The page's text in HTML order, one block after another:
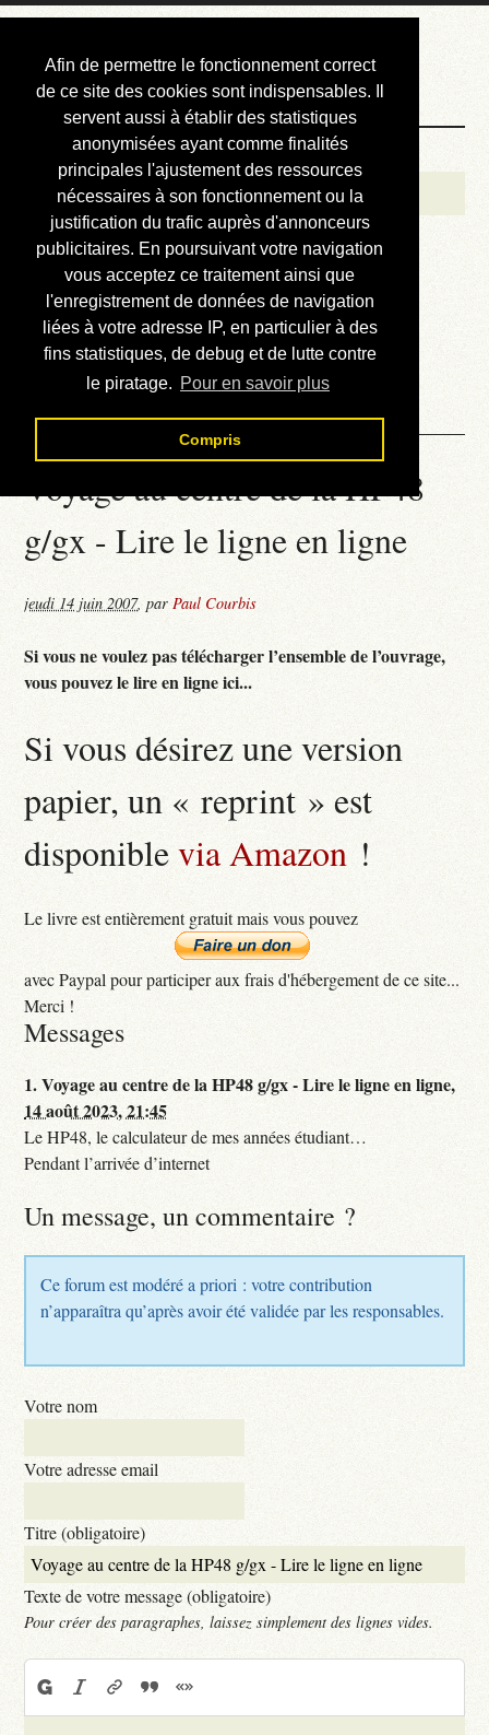
Afin de permettre le fonctionnement correct
de ce site des cookies sont indispensables. Il
servent aussi à établir des statistiques
anonymisées ayant comme finalités
principales l'ajustement des ressources
nécessaires à son fonctionnement ou la
justification du trafic auprès d'annonceurs
publicitaires. En poursuivant votre navigation
vous acceptez ce traitement ainsi que
l'enregistrement de données de navigation
liées à votre adresse IP, en particulier à des
fins statistiques, de debug et de lutte contre
le piratage. Pour en savoir plus
Compris
Courbis, « LE »
Blog Officiel
Bienvenue
Réalisations
Divers (et d’été)
Annonces
Liens externes
Téléchargement
Contact
Voyage au centre de la HP48
g/gx - Lire le ligne en ligne
jeudi 14 juin 2007,parPaul Courbis
Si vous ne voulez pas télécharger l’ensemble de l’ouvrage,
vous pouvez le lire en ligne ici...
Si vous désirez une version
papier, un « reprint » est
disponiblevia Amazon !
Le livre est entièrement gratuit mais vous pouvez
avec Paypal pour participer aux frais d'hébergement de ce site...
Merci !
Messages
1.Voyage au centre de la HP48 g/gx - Lire le ligne en ligne,
14 août 2023, 21:45
Le HP48, le calculateur de mes années étudiant…
Pendant l’arrivée d’internet
Un message, un commentaire ?
Ce forum est modéré a priori : votre contribution
n’apparaîtra qu’après avoir été validée par les responsables.
Votre nom
Votre adresse email
Titre (obligatoire)
Texte de votre message (obligatoire)
Pour créer des paragraphes, laissez simplement des lignes vides.